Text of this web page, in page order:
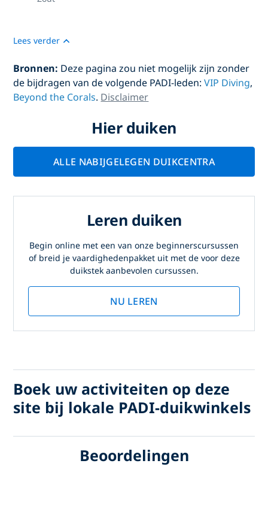
Lees verder
Bronnen: Deze pagina zou niet mogelijk zijn zonder
de bijdragen van de volgende PADI-leden:VIP Diving,
Beyond the Corals. Disclaimer
Hier duiken
ALLE NABIJGELEGEN DUIKCENTRA
Leren duiken
Begin online met een van onze beginnerscursussen
of breid je vaardighedenpakket uit met de voor deze
duikstek aanbevolen cursussen.
NU LEREN
Boek uw activiteiten op deze
site bij lokale PADI-duikwinkels
Beoordelingen